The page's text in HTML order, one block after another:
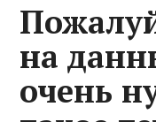
на
очень